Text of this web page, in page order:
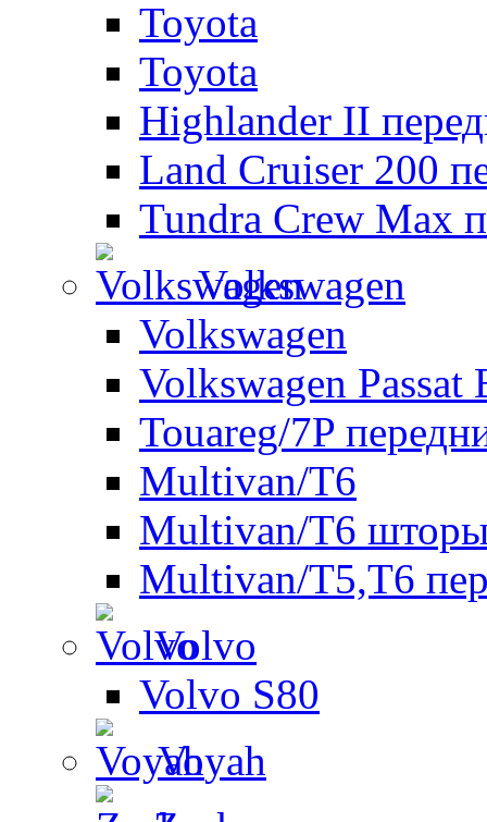
Toyota
Toyota
Highlander II
Land Cruiser 200
Tundra Crew Max
Volkswagen
Volkswagen
Volkswagen Passat
Touareg/7P
Multivan/T6
Multivan/T6 шторы
Multivan/T5,T6
Volvo
Volvo S80
Voyah